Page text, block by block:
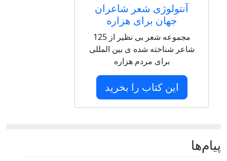
آنتولوژی شعر شاعران
جهان برای هزاره
مجموعه شعر بی نظیر از 125
شاعر شناخته شده ی بین المللی
برای مردم هزاره
این کتاب را بخرید
پيام‌ها